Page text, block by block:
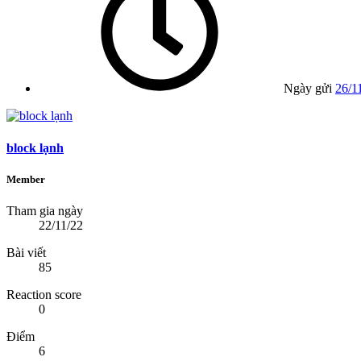
Ngày gửi 26/
block lạnh
Member
Tham gia ngày
22/11/22
Bài viết
85
Reaction score
0
Điểm
6